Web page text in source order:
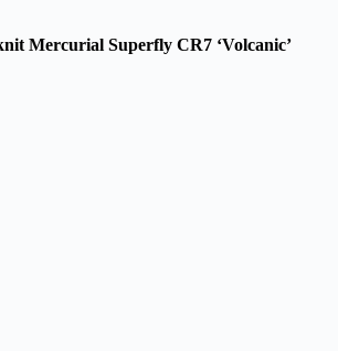
Mercurial Superfly CR7 ‘Volcanic’